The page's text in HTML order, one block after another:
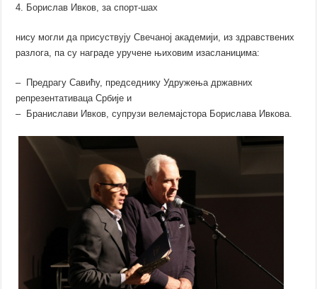
4. Борислав Ивков, за спорт-шах
нису могли да присуствују Свечаној академији, из здравствених
разлога, па су награде уручене њиховим изасланицима:
– Предрагу Савићу, председнику Удружења државних
репрезентативаца Србије и
– Бранислави Ивков, супрузи велемајстора Борислава Ивкова.